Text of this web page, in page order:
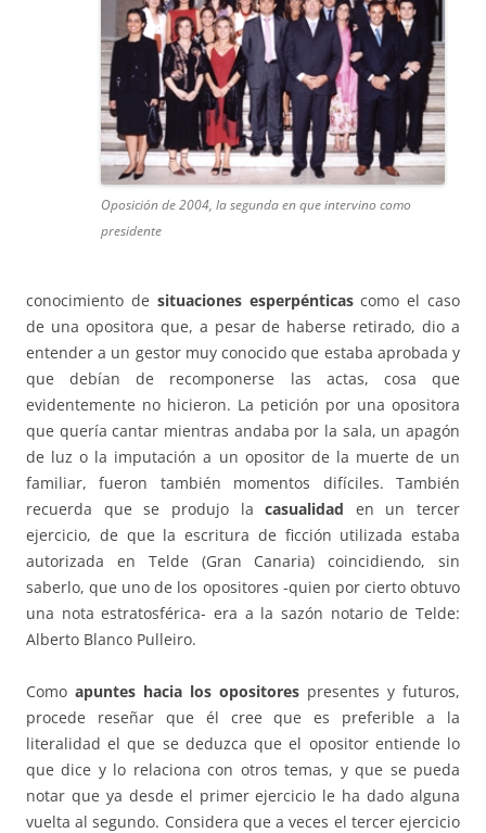
Oposición de 2004, la segunda en que intervino como
presidente
conocimiento de situaciones esperpénticascomo el caso
de una opositora que, a pesar de haberse retirado, dio a
entender a un gestor muy conocido que estaba aprobada y
que debían de recomponerse las actas, cosa que
evidentemente no hicieron. La petición por una opositora
que quería cantar mientras andaba por la sala, un apagón
de luz o la imputación a un opositor de la muerte de un
familiar, fueron también momentos difíciles. También
recuerda que se produjo lacasualidad en un tercer
ejercicio, de que la escritura de ficción utilizada estaba
autorizada en Telde (Gran Canaria) coincidiendo, sin
saberlo, que uno de los opositores -quien por cierto obtuvo
una nota estratosférica- era a la sazón notario de Telde:
Alberto Blanco Pulleiro.
Como apuntes hacia los opositores presentes y futuros,
procede reseñar que él cree que es preferible a la
literalidad el que se deduzca que el opositor entiende lo
que dice y lo relaciona con otros temas, y que se pueda
notar que ya desde el primer ejercicio le ha dado alguna
vuelta al segundo. Considera que a veces el tercer ejercicio